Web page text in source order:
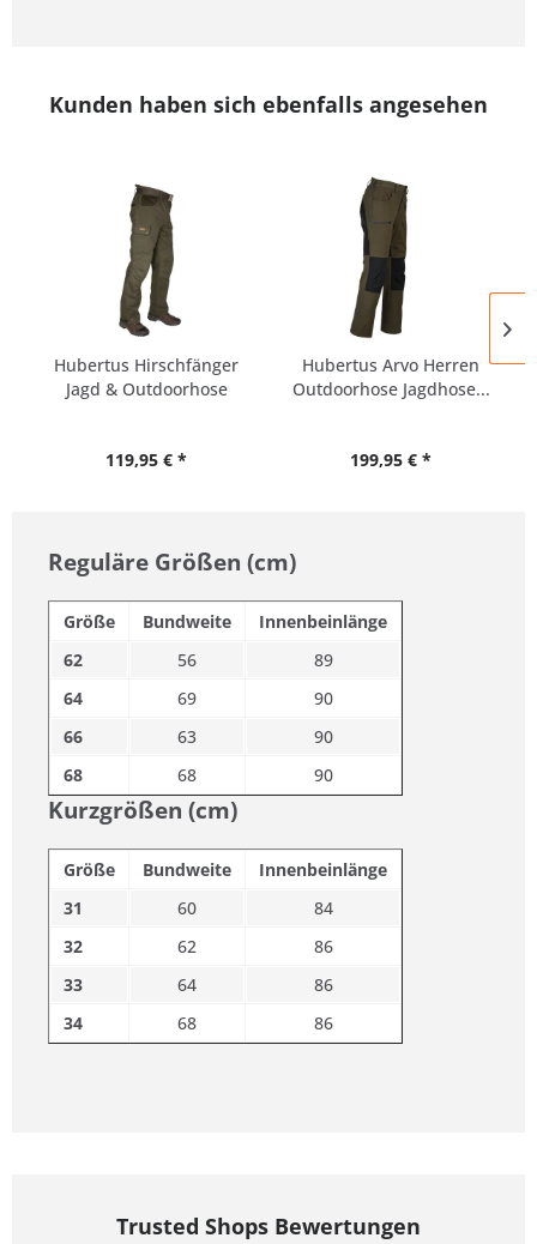
Kunden haben sich ebenfalls angesehen
Hubertus Hirschfänger
Jagd & Outdoorhose
119,95 € *
Hubertus Arvo Herren
Outdoorhose Jagdhose...
199,95 € *
Reguläre Größen (cm)
Größe Bundweite
Innenbeinlänge
62
56
89
64
69
90
66
63
90
68
68 90
Kurzgrößen (cm)
Größe Bundweite
Innenbeinlänge
31
60
84
32
62
86
33
64
86
34
68 86
Trusted Shops Bewertungen